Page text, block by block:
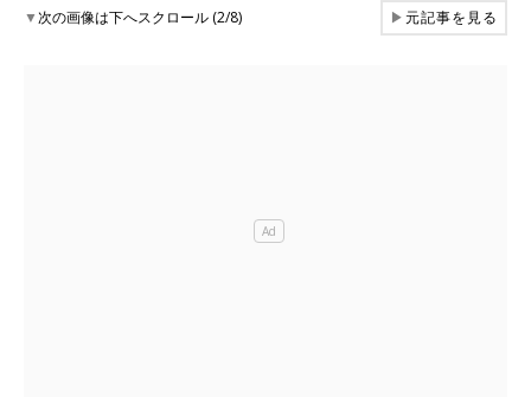
▼次の画像は下へスクロール (2/8) ▶元記事を見る